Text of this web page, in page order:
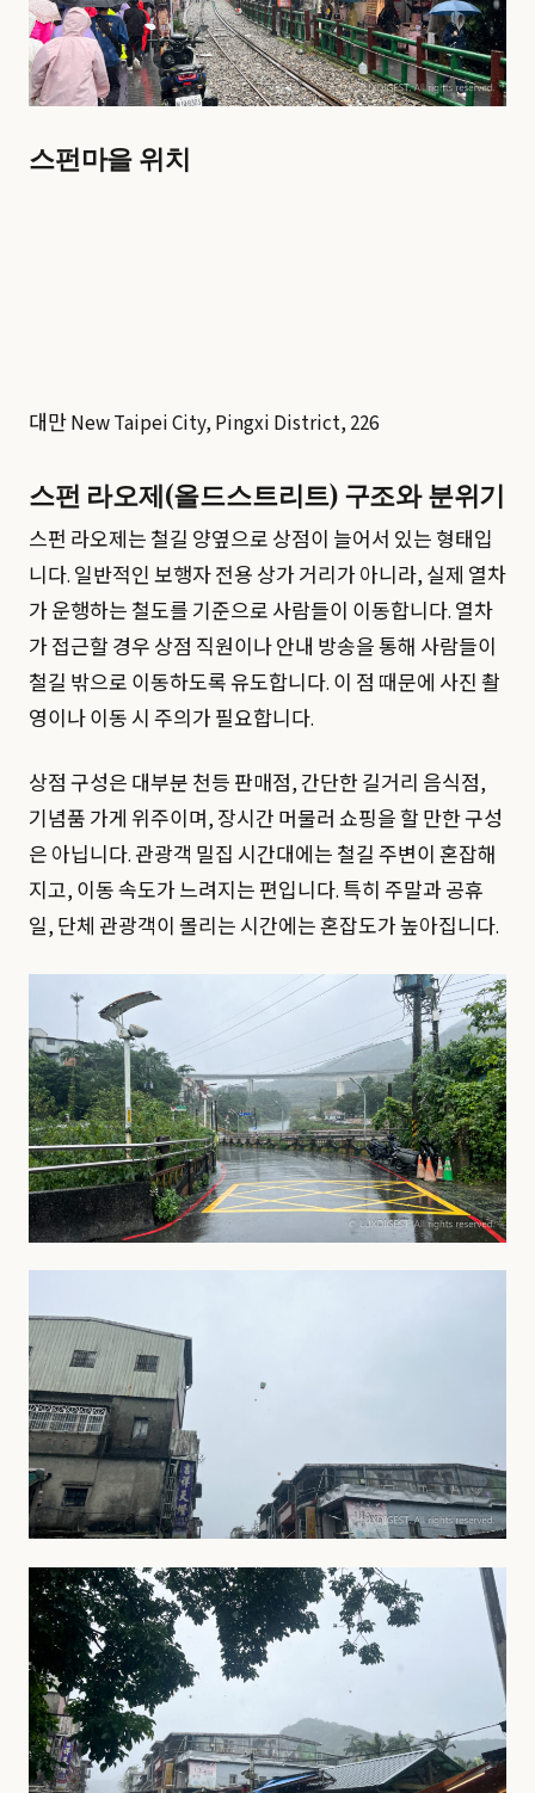
스펀마을 위치
대만 New Taipei City, Pingxi District, 226
스펀 라오제(올드스트리트) 구조와 분위기
스펀 라오제는 철길 양옆으로 상점이 늘어서 있는 형태입
니다. 일반적인 보행자 전용 상가 거리가 아니라, 실제 열차
가 운행하는 철도를 기준으로 사람들이 이동합니다. 열차
가 접근할 경우 상점 직원이나 안내 방송을 통해 사람들이
철길 밖으로 이동하도록 유도합니다. 이 점 때문에 사진 촬
영이나 이동 시 주의가 필요합니다.
상점 구성은 대부분 천등 판매점, 간단한 길거리 음식점,
기념품 가게 위주이며, 장시간 머물러 쇼핑을 할 만한 구성
은 아닙니다. 관광객 밀집 시간대에는 철길 주변이 혼잡해
지고, 이동 속도가 느려지는 편입니다. 특히 주말과 공휴
일, 단체 관광객이 몰리는 시간에는 혼잡도가 높아집니다.